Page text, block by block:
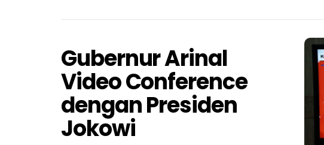
Gubernur Arinal
Video Conference
dengan Presiden
Jokowi